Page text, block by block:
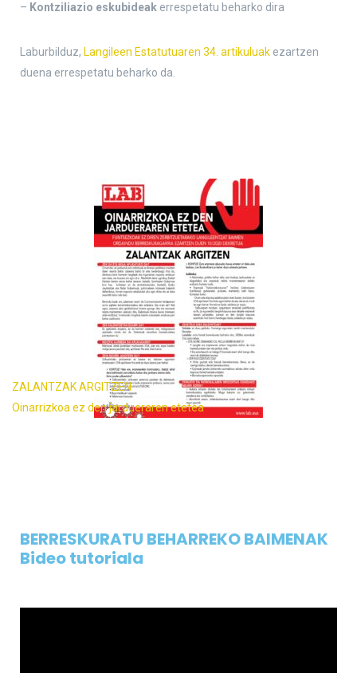
– Kontziliazio eskubideak errespetatu beharko dira
Laburbilduz, Langileen Estatutuaren 34. artikuluak ezartzen
duena errespetatu beharko da.
ZALANTZAK ARGITZEN
Oinarrizkoa ez den jardueraren etetea
BERRESKURATU BEHARREKO BAIMENAK
Bideo tutoriala